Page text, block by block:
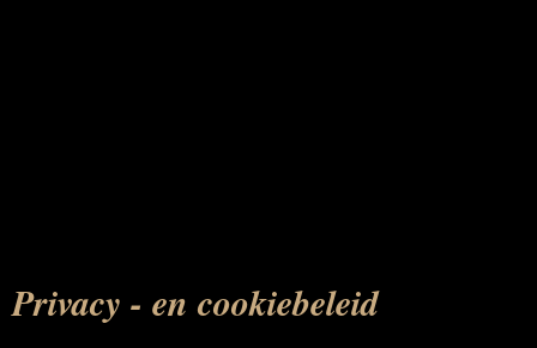
Privacy - en cookiebeleid